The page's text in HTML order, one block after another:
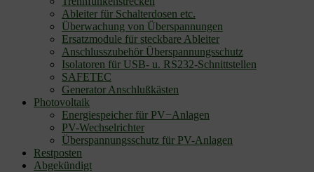
Ableiter für Schalterdosen etc.
Überwachung von Überspannungen
Ersatzmodule für steckbare Ableiter
Anschlusszubehör Überspannungsschutz
Isolatoren für USB- u. RS232-Schnittstellen
SAFETEC
Generator Anschlußkästen
Photovoltaik
Energiespeicher für PV−Anlagen
PV-Wechselrichter
Überspannungsschutz für PV-Anlagen
Restposten
Abgekündigt